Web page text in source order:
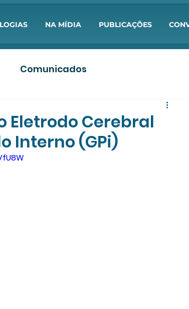
NA MÍDIA PUBLICAÇÕES
Comunicados
Eletrodo Cerebral
Interno (GPi)